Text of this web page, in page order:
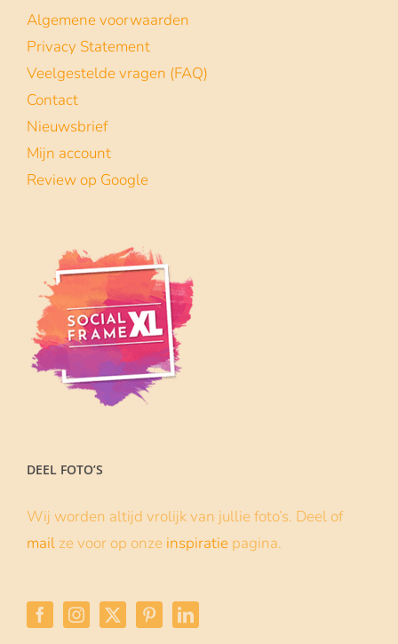
Algemene voorwaarden
Privacy Statement
Veelgestelde vragen (FAQ)
Contact
Nieuwsbrief
Mijn account
Review op Google
DEEL FOTO’S
Wij worden altijd vrolijk van jullie foto’s. Deel of
mail ze voor op onze inspiratie pagina.